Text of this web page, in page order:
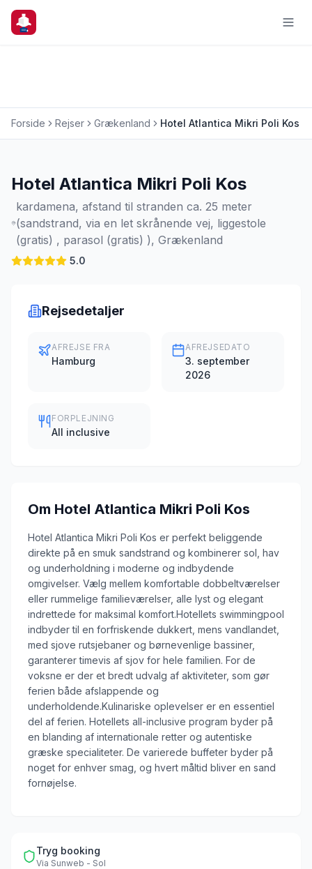
Forside Rejser Grækenland Hotel Atlantica Mikri Poli Kos
Hotel Atlantica Mikri Poli Kos
kardamena, afstand til stranden ca. 25 meter
(sandstrand, via en let skrånende vej, liggestole
(gratis) , parasol (gratis) ), Grækenland
5.0
Rejsedetaljer
AFREJSE FRA
Hamburg
AFREJSEDATO
3. september
2026
FORPLEJNING
All inclusive
Om Hotel Atlantica Mikri Poli Kos
Hotel Atlantica Mikri Poli Kos er perfekt beliggende
direkte på en smuk sandstrand og kombinerer sol, hav
og underholdning i moderne og indbydende
omgivelser. Vælg mellem komfortable dobbeltværelser
eller rummelige familieværelser, alle lyst og elegant
indrettede for maksimal komfort.Hotellets swimmingpool
indbyder til en forfriskende dukkert, mens vandlandet,
med sjove rutsjebaner og børnevenlige bassiner,
garanterer timevis af sjov for hele familien. For de
voksne er der et bredt udvalg af aktiviteter, som gør
ferien både afslappende og
underholdende.Kulinariske oplevelser er en essentiel
del af ferien. Hotellets all-inclusive program byder på
en blanding af internationale retter og autentiske
græske specialiteter. De varierede buffeter byder på
noget for enhver smag, og hvert måltid bliver en sand
fornøjelse.
Tryg booking
Via Sunweb - Sol